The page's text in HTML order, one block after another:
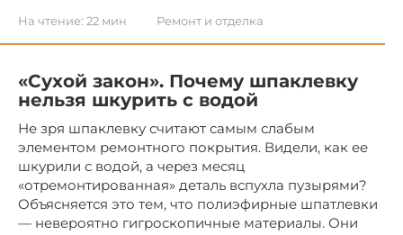
На чтение: 22 мин Ремонт и отделка
«Сухой закон». Почему шпаклевку
нельзя шкурить с водой
Не зря шпаклевку считают самым слабым
элементом ремонтного покрытия. Видели, как ее
шкурили с водой, а через месяц
«отремонтированная» деталь вспухла пузырями?
Объясняется это тем, что полиэфирные шпатлевки
— невероятно гигроскопичные материалы. Они